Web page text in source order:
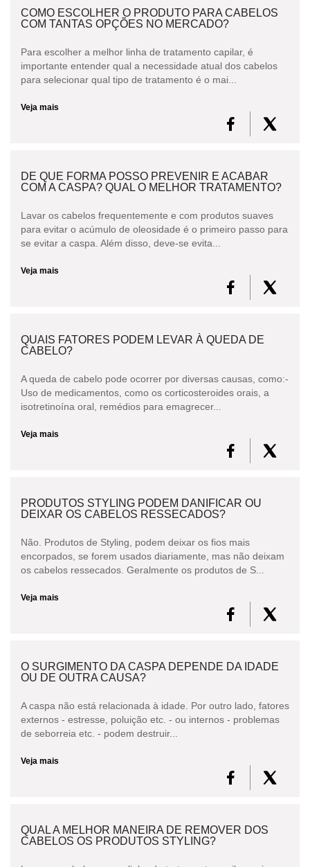
COMO ESCOLHER O PRODUTO PARA CABELOS
COM TANTAS OPÇÕES NO MERCADO?
Para escolher a melhor linha de tratamento capilar, é
importante entender qual a necessidade atual dos cabelos
para selecionar qual tipo de tratamento é o mai...
Veja mais
DE QUE FORMA POSSO PREVENIR E ACABAR
COM A CASPA? QUAL O MELHOR TRATAMENTO?
Lavar os cabelos frequentemente e com produtos suaves
para evitar o acúmulo de oleosidade é o primeiro passo para
se evitar a caspa. Além disso, deve-se evita...
Veja mais
QUAIS FATORES PODEM LEVAR À QUEDA DE
CABELO?
A queda de cabelo pode ocorrer por diversas causas, como:-
Uso de medicamentos, como os corticosteroides orais, a
isotretinoína oral, remédios para emagrecer...
Veja mais
PRODUTOS STYLING PODEM DANIFICAR OU
DEIXAR OS CABELOS RESSECADOS?
Não. Produtos de Styling, podem deixar os fios mais
encorpados, se forem usados diariamente, mas não deixam
os cabelos ressecados. Geralmente os produtos de S...
Veja mais
O SURGIMENTO DA CASPA DEPENDE DA IDADE
OU DE OUTRA CAUSA?
A caspa não está relacionada à idade. Por outro lado, fatores
externos - estresse, poluição etc. - ou internos - problemas
de seborreia etc. - podem destruir...
Veja mais
QUAL A MELHOR MANEIRA DE REMOVER DOS
CABELOS OS PRODUTOS STYLING?